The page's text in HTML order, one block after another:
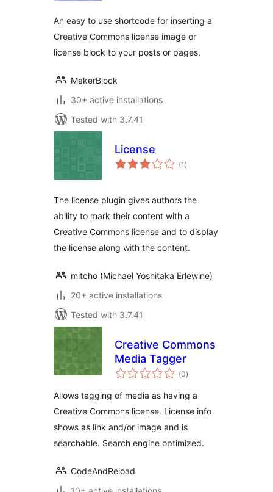
An easy to use shortcode for inserting a
Creative Commons license image or
license block to your posts or pages.
MakerBlock
30+ active installations
Tested with 3.7.41
License
(1 total
ratings
)
The license plugin gives authors the
ability to mark their content with a
Creative Commons license and to display
the license along with the content.
mitcho (Michael Yoshitaka Erlewine)
20+ active installations
Tested with 3.7.41
Creative Commons
Media Tagger
(0total
ratings
)
Allows tagging of media as having a
Creative Commons license. License info
shows as link and/or image and is
searchable. Search engine optimized.
CodeAndReload